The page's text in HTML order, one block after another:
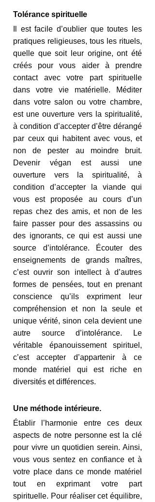
Tolérance spirituelle
Il est facile d’oublier que toutes les
pratiques religieuses, tous les rituels,
quelle que soit leur origine, ont été
créés pour vous aider à prendre
contact avec votre part spirituelle
dans votre vie matérielle. Méditer
dans votre salon ou votre chambre,
est une ouverture vers la spiritualité,
à condition d’accepter d’être dérangé
par ceux qui habitent avec vous, et
non de pester au moindre bruit.
Devenir végan est aussi une
ouverture vers la spiritualité, à
condition d’accepter la viande qui
vous est proposée au cours d’un
repas chez des amis, et non de les
faire passer pour des assassins ou
des ignorants, ce qui est aussi une
source d’intolérance. Écouter des
enseignements de grands maîtres,
c’est ouvrir son intellect à d’autres
formes de pensées, tout en prenant
conscience qu’ils expriment leur
compréhension et non la seule et
unique vérité, sinon cela devient une
autre source d’intolérance. Le
véritable épanouissement spirituel,
c’est accepter d’appartenir à ce
monde matériel qui est riche en
diversités et différences.
Une méthode intérieure.
Établir l’harmonie entre ces deux
aspects de notre personne est la clé
pour vivre un quotidien serein. Ainsi,
vous vous sentez en confiance et à
votre place dans ce monde matériel
tout en exprimant votre part
spirituelle. Pour réaliser cet équilibre,